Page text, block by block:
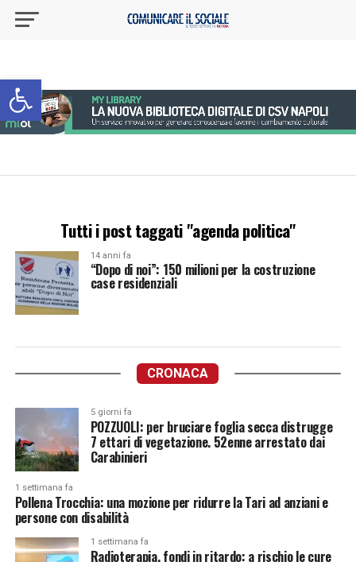
Apri la barra degli strumenti
Tutti i post taggati "agenda politica"
14 anni fa
“Dopo di noi”: 150 milioni per la costruzione
case residenziali
CRONACA
5 giorni fa
POZZUOLI: per bruciare foglia secca distrugge
7 ettari di vegetazione. 52enne arrestato dai
Carabinieri
1 settimana fa
Pollena Trocchia: una mozione per ridurre la Tari ad anziani e
persone con disabilità
1 settimana fa
Radioterapia, fondi in ritardo: a rischio le cure